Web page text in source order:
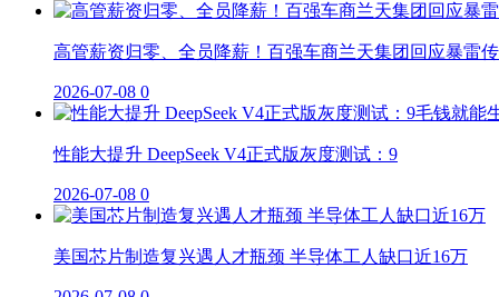
高管薪资归零、全员降薪！百强车商兰天集团回应暴雷
2026-07-08 0
性能大提升 DeepSeek V4正式版灰度测试：9
2026-07-08 0
美国芯片制造复兴遇人才瓶颈 半导体工人缺口近16万